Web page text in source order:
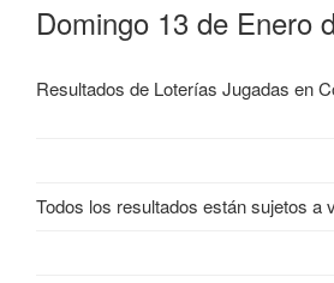
Domingo 13 de Enero
Resultados de Loterías Jugadas en
Todos los resultados están sujetos a